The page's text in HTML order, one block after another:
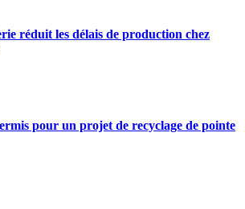
réduit les délais de production chez
pour un projet de recyclage de pointe